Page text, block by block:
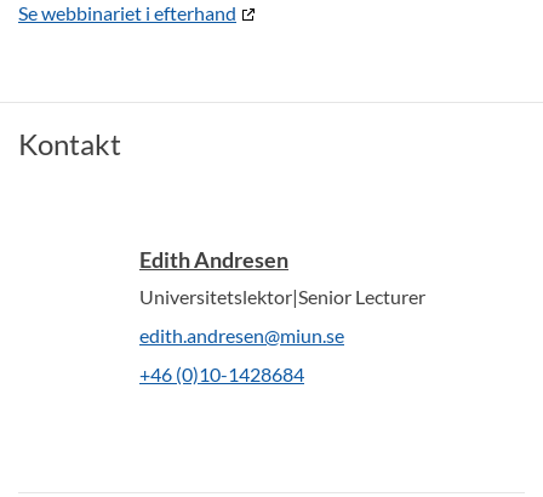
Se webbinariet i efterhand
Kontakt
Edith Andresen
Universitetslektor|Senior Lecturer
edith.andresen@miun.se
+46 (0)10-1428684